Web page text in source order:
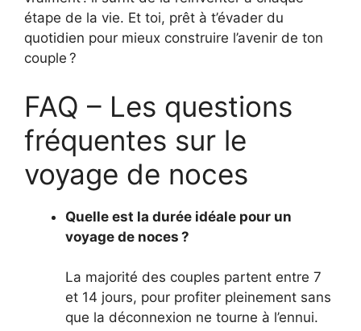
étape de la vie. Et toi, prêt à t’évader du
quotidien pour mieux construire l’avenir de ton
couple ?
FAQ – Les questions
fréquentes sur le
voyage de noces
Quelle est la durée idéale pour un
voyage de noces ?
La majorité des couples partent entre 7
et 14 jours, pour profiter pleinement sans
que la déconnexion ne tourne à l’ennui.